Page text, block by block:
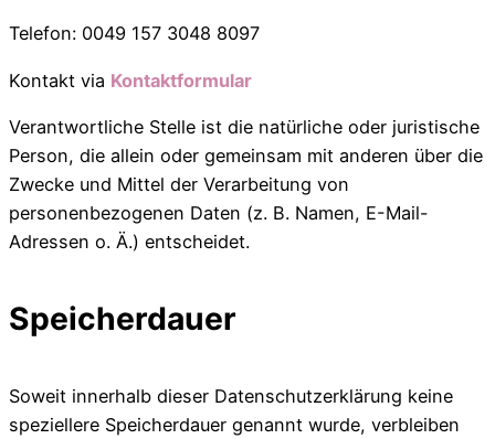
Telefon: 0049 157 3048 8097
Kontakt via Kontaktformular
Verantwortliche Stelle ist die natürliche oder juristische
Person, die allein oder gemeinsam mit anderen über die
Zwecke und Mittel der Verarbeitung von
personenbezogenen Daten (z. B. Namen, E-Mail-
Adressen o. Ä.) entscheidet.
Speicherdauer
Soweit innerhalb dieser Datenschutzerklärung keine
speziellere Speicherdauer genannt wurde, verbleiben